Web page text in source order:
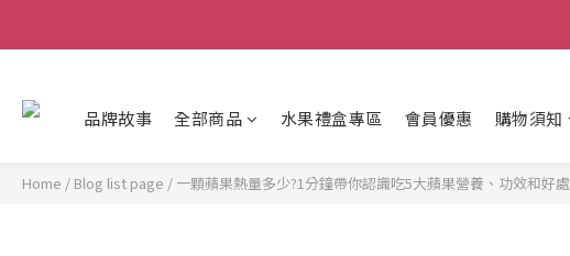
品牌故事 全部商品 水果禮盒專區 會員優惠 購物須知
Home / Blog list page / 一顆蘋果熱量多少?1分鐘帶你認識吃5大蘋果營養、功效和好處